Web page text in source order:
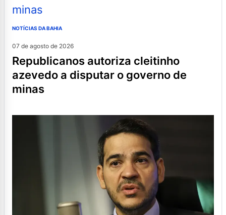
NOTÍCIAS DA BAHIA
07 de agosto de 2026
republicanos autoriza cleitinho
azevedo a disputar o governo de
minas